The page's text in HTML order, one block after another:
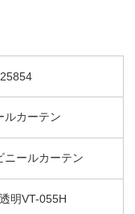
25854
ルカーテン
ニールカーテン
明VT-055H